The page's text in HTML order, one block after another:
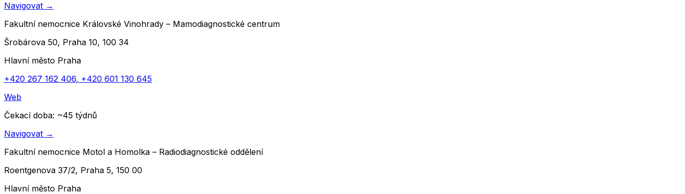
Navigovat →
Fakultní nemocnice Královské Vinohrady – Mamodiagnostické centrum
Šrobárova 50, Praha 10, 100 34
Hlavní město Praha
+420 267 162 406, +420 601 130 645
Web
Čekací doba: ~45 týdnů
Navigovat →
Fakultní nemocnice Motol a Homolka – Radiodiagnostické oddělení
Roentgenova 37/2, Praha 5, 150 00
Hlavní město Praha